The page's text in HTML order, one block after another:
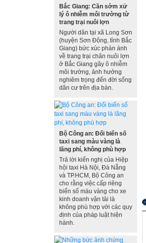
Bắc Giang: Cần sớm xử
lý ô nhiễm môi trường từ
trang trại nuôi lợn
Người dân tại xã Long Sơn
(huyện Sơn Động, tỉnh Bắc
Giang) bức xúc phản ánh
về trang trại chăn nuôi lợn
ở Bắc Giang gây ô nhiễm
môi trường, ảnh hưởng
nghiêm trọng đến đời sống
dân cư trên địa bàn.
Bộ Công an: Đổi biển số
taxi sang màu vàng là
lãng phí, không phù hợp
Trả lời kiến nghị của Hiệp
hội taxi Hà Nội, Đà Nẵng
và TP.HCM, Bộ Công an
cho rằng việc cấp riêng
biển số màu vàng cho xe
kinh doanh vận tải là
không phù hợp với các quy
định của pháp luật hiện
hành.